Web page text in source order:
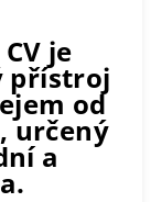
je
přístroj
od
určený
a